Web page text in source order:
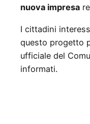
nuova impresa
I cittadini
questo progetto
ufficiale del
informati.